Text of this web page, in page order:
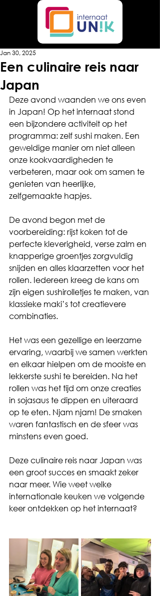
Een culinaire reis naar
Japan
Jan 30, 2025
Deze avond waanden we ons even
in Japan! Op het internaat stond
een bijzondere activiteit op het
programma: zelf sushi maken. Een
geweldige manier om niet alleen
onze kookvaardigheden te
verbeteren, maar ook om samen te
genieten van heerlijke,
zelfgemaakte hapjes.
De avond begon met de
voorbereiding: rijst koken tot de
perfecte kleverigheid, verse zalm en
knapperige groentjes zorgvuldig
snijden en alles klaarzetten voor het
rollen. Iedereen kreeg de kans om
zijn eigen sushirolletjes te maken, van
klassieke maki’s tot creatievere
combinaties.
Het was een gezellige en leerzame
ervaring, waarbij we samen werkten
en elkaar hielpen om de mooiste en
lekkerste sushi te bereiden. Na het
rollen was het tijd om onze creaties
in sojasaus te dippen en uiteraard
op te eten. Njam njam! De smaken
waren fantastisch en de sfeer was
minstens even goed.
Deze culinaire reis naar Japan was
een groot succes en smaakt zeker
naar meer. Wie weet welke
internationale keuken we volgende
keer ontdekken op het internaat?